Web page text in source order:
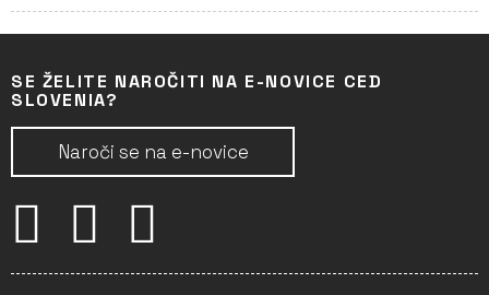
SE ŽELITE NAROČITI NA E-NOVICE CED
SLOVENIA?
Naroči se na e-novice